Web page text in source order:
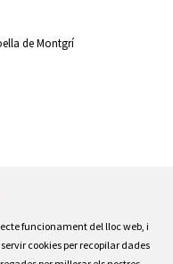
de Montgrí
funcionament del lloc web, i
cookies per recopilar dades